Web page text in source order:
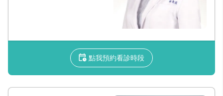
點我預約看診時段